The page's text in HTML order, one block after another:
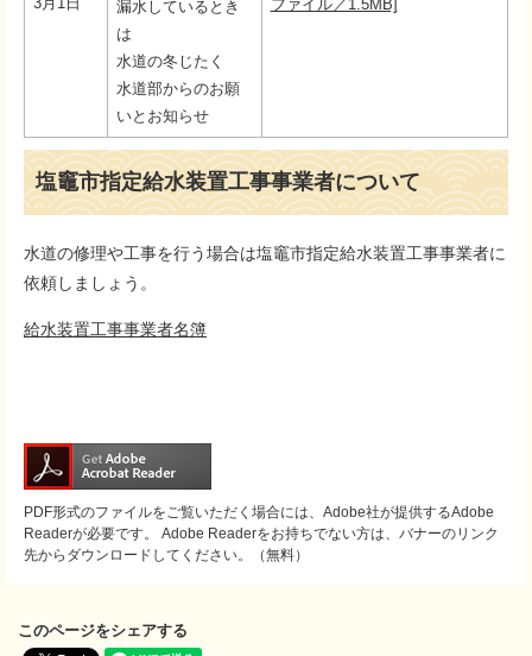
漏水しているとき
は
水道の冬じたく
水道部からのお願
いとお知らせ
ファイル／1.5MB]
塩竈市指定給水装置工事事業者について
水道の修理や工事を行う場合は塩竈市指定給水装置工事事業者に
依頼しましょう。
給水装置工事事業者名簿
PDF形式のファイルをご覧いただく場合には、Adobe社が提供するAdobe
Readerが必要です。
Adobe Readerをお持ちでない方は、バナーのリンク
先からダウンロードしてください。（無料）
このページをシェアする